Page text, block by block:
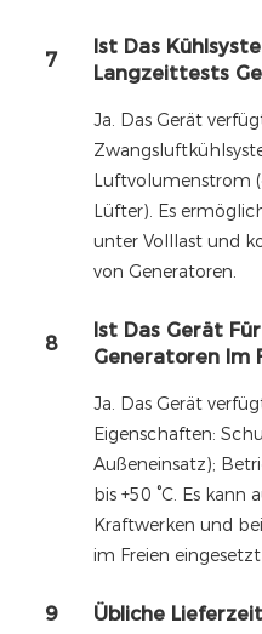
7
Ist Das
Langzeittests
Ja. Das Gerät
Luftvolumenstrom
Lüfter). Es
unter Volllast und
von Generatoren.
8
Ist Das Gerät
Generatoren Im
Ja. Das Gerät
Eigenschaften:
Außeneinsatz);
bis +50 °C. Es kann
Kraftwerken und
im Freien
9 Übliche